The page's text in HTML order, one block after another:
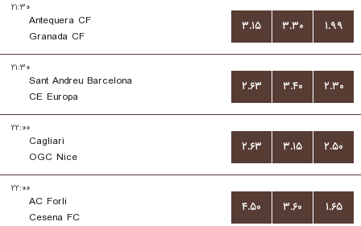
۲۱:۳۰
Antequera CF
Granada CF
۳.۱۵ ۳.۳۰ ۱.۹۹
۲۱:۳۰
Sant Andreu Barcelona
CE Europa
۲.۶۳ ۳.۴۰ ۲.۳۰
۲۲:۰۰
Cagliari
OGC Nice
۲.۶۳ ۳.۱۵ ۲.۵۰
۲۲:۰۰
AC Forli
Cesena FC
۴.۵۰ ۳.۶۰ ۱.۶۵